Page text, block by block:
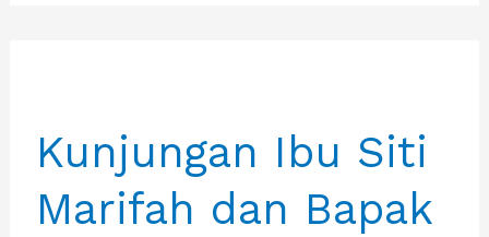
Delegations
dari
China
Kunjungan Ibu Siti
Marifah dan Bapak